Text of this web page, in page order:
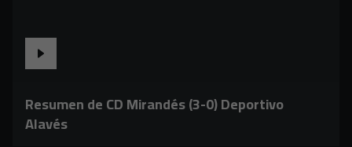
Resumen de CD Mirandés (3-0) Deportivo
Alavés